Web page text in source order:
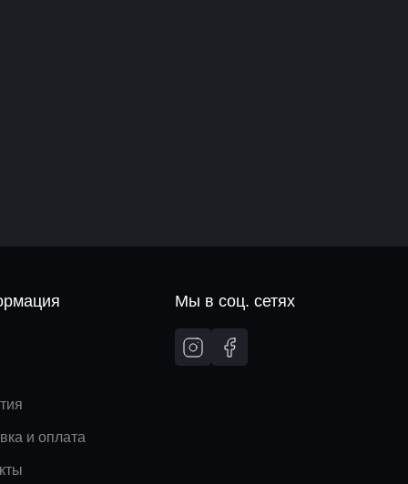
и оплата
Мы в соц. сетях